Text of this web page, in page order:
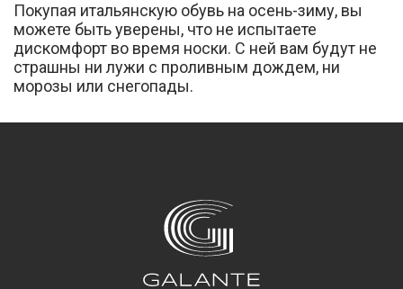
Покупая итальянскую обувь на осень-зиму, вы
можете быть уверены, что не испытаете
дискомфорт во время носки. С ней вам будут не
страшны ни лужи с проливным дождем, ни
морозы или снегопады.